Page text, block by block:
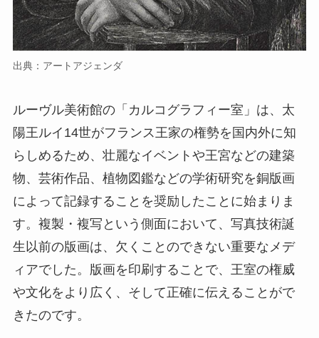
出典：アートアジェンダ
ルーヴル美術館の「カルコグラフィー室」は、太
陽王ルイ14世がフランス王家の権勢を国内外に知
らしめるため、壮麗なイベントや王宮などの建築
物、芸術作品、植物図鑑などの学術研究を銅版画
によって記録することを奨励したことに始まりま
す。複製・複写という側面において、写真技術誕
生以前の版画は、欠くことのできない重要なメデ
ィアでした。版画を印刷することで、王室の権威
や文化をより広く、そして正確に伝えることがで
きたのです。